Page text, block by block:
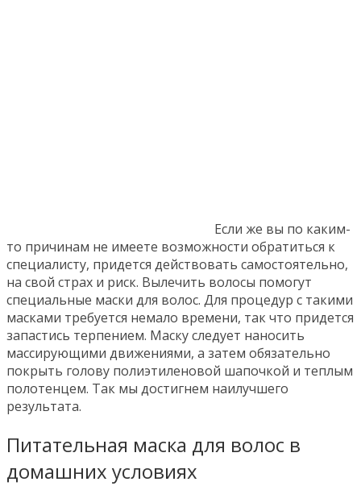
Если же вы по каким-
то причинам не имеете возможности обратиться к
специалисту, придется действовать самостоятельно,
на свой страх и риск. Вылечить волосы помогут
специальные маски для волос. Для процедур с такими
масками требуется немало времени, так что придется
запастись терпением. Маску следует наносить
массирующими движениями, а затем обязательно
покрыть голову полиэтиленовой шапочкой и теплым
полотенцем. Так мы достигнем наилучшего
результата.
Питательная маска для волос в
домашних условиях